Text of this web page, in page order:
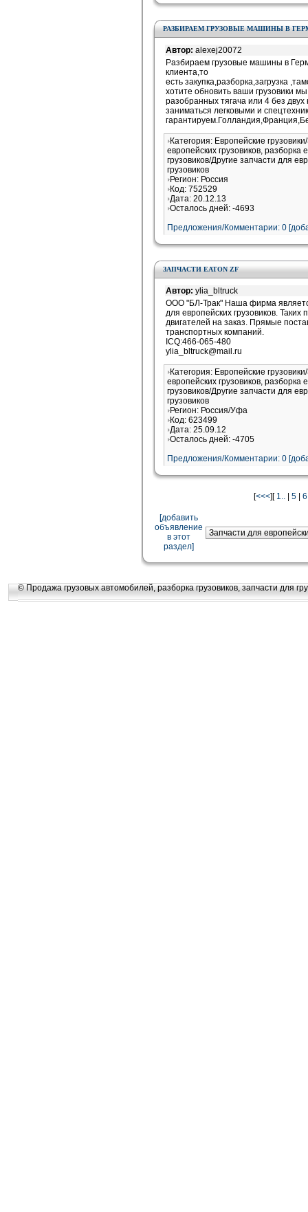
РАЗБИРАЕМ ГРУЗОВЫЕ МАШИНЫ В
Автор: alexej20072
Разбираем грузовые машины в
клиента,то
есть закупка,разборка,загрузка
хотите обновить ваши грузовики
разобранных тягача или 4 без
заниматься легковыми и
Категория: Европейские
европейских грузовиков, разборка
грузовиков/Другие запчасти для
грузовиков
Регион: Россия
Код: 752529
Дата: 20.12.13
Осталось дней: -4693
Предложения/Комментарии: 0
ЗАПЧАСТИ EATON ZF
Автор: ylia_bltruck
ООО "БЛ-Трак" Наша фирма
для европейских грузовиков.
двигателей на заказ. Прямые
транспортных компаний.
ICQ:466-065-480
ylia_bltruck@mail.ru
Категория: Европейские
европейских грузовиков, разборка
грузовиков/Другие запчасти для
грузовиков
Регион: Россия/Уфа
Код: 623499
Дата: 25.09.12
Осталось дней: -4705
Предложения/Комментарии: 0
[<<<][ 1..| 5| 6
[добавить
объявление
в этот
раздел]
© Продажа грузовых автомобилей, разборка грузовиков, запчасти для